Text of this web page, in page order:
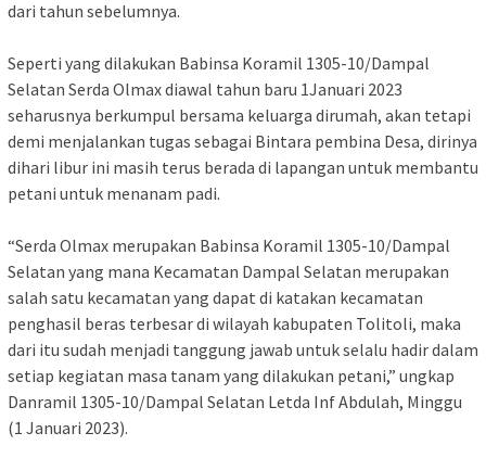
dari tahun sebelumnya.
Seperti yang dilakukan Babinsa Koramil 1305-10/Dampal
Selatan Serda Olmax diawal tahun baru 1Januari 2023
seharusnya berkumpul bersama keluarga dirumah, akan tetapi
demi menjalankan tugas sebagai Bintara pembina Desa, dirinya
dihari libur ini masih terus berada di lapangan untuk membantu
petani untuk menanam padi.
“Serda Olmax merupakan Babinsa Koramil 1305-10/Dampal
Selatan yang mana Kecamatan Dampal Selatan merupakan
salah satu kecamatan yang dapat di katakan kecamatan
penghasil beras terbesar di wilayah kabupaten Tolitoli, maka
dari itu sudah menjadi tanggung jawab untuk selalu hadir dalam
setiap kegiatan masa tanam yang dilakukan petani,” ungkap
Danramil 1305-10/Dampal Selatan Letda Inf Abdulah, Minggu
(1 Januari 2023).